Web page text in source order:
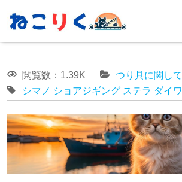
閲覧数：1.39K
つり具に関して
シマノ ショアジギング ステラ ダイワ